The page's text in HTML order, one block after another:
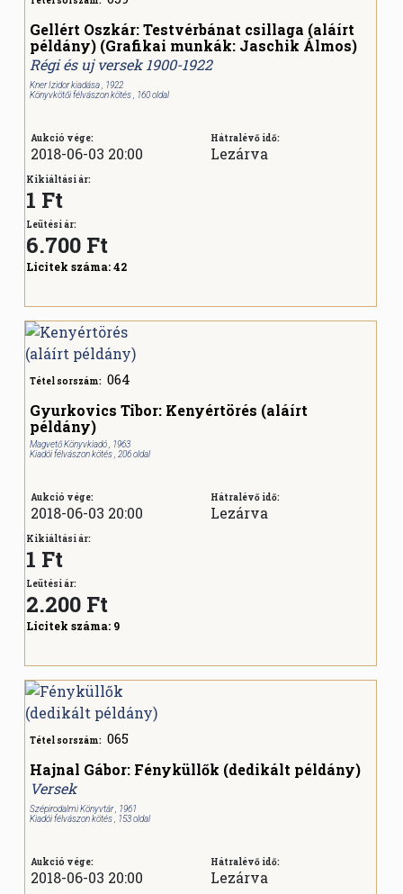
Gellért Oszkár: Testvérbánat csillaga (aláírt
példány) (Grafikai munkák: Jaschik Álmos)
Régi és uj versek 1900-1922
Kner Izidor kiadása , 1922
Könyvkötői félvászon kötés , 160 oldal
Aukció vége:
2018-06-03 20:00
Hátralévő idő:
Lezárva
Kikiáltási ár:
1 Ft
Leütési ár:
6.700 Ft
Licitek száma:42
Tétel sorszám: 064
Gyurkovics Tibor: Kenyértörés (aláírt
példány)
Magvető Könyvkiadó , 1963
Kiadói félvászon kötés , 206 oldal
Aukció vége:
2018-06-03 20:00
Hátralévő idő:
Lezárva
Kikiáltási ár:
1 Ft
Leütési ár:
2.200 Ft
Licitek száma: 9
Tétel sorszám: 065
Hajnal Gábor: Fényküllők (dedikált példány)
Versek
Szépirodalmi Könyvtár , 1961
Kiadói félvászon kötés , 153 oldal
Aukció vége:
2018-06-03 20:00
Hátralévő idő:
Lezárva